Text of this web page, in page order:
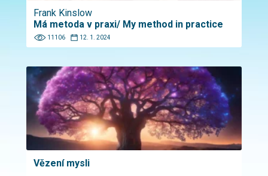
Frank Kinslow
Má metoda v praxi/ My method in practice
11106 12. 1. 2024
Vězení mysli